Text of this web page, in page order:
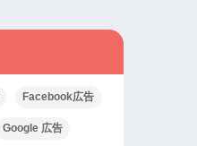
Facebook広告
Google 広告